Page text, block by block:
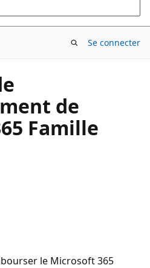
Se connecter
de
Famille
le Microsoft 365